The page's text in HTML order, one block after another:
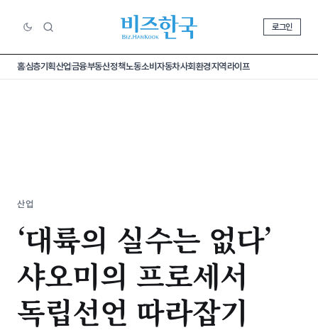
로그인
홈심층기획산업금융부동산정책노동소비 자동차사회환경지역라이프
산업
‘대륙의 실수는 없다’
샤오미의 프로세서
독립선언 따라잡기